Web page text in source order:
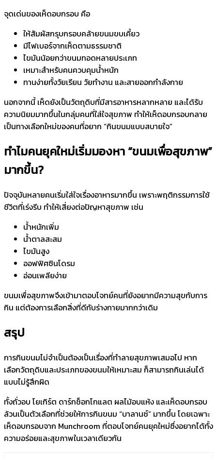
จุดเด่นของเห็ดอบกรอบ คือ
ให้สัมผัสกรุบกรอบคล้ายขนมขบเคี้ยว
มีไฟเบอร์จากเห็ดตามธรรมชาติ
ไขมันน้อยกว่าขนมทอดหลายประเภท
เหมาะสำหรับคนควบคุมน้ำหนัก
ทานง่ายทั้งวัยเรียน วัยทำงาน และสายออกกำลังกาย
นอกจากนี้ เห็ดยังเป็นวัตถุดิบที่มีสารอาหารหลากหลาย และได้รับ
ความนิยมมากขึ้นในกลุ่มคนที่ใส่ใจสุขภาพ ทำให้เห็ดอบกรอบกลาย
เป็นทางเลือกใหม่ของคนที่อยาก “กินขนมแบบสบายใจ”
ทำไมคนยุคใหม่เริ่มมองหา “ขนมเพื่อสุขภาพ”
มากขึ้น?
ปัจจุบันหลายคนเริ่มใส่ใจเรื่องอาหารมากขึ้น เพราะพฤติกรรมการใช้
ชีวิตที่เร่งรีบ ทำให้เสี่ยงต่อปัญหาสุขภาพ เช่น
น้ำหนักเพิ่ม
น้ำตาลสะสม
ไขมันสูง
ออฟฟิศซินโดรม
อ่อนเพลียง่าย
ขนมเพื่อสุขภาพจึงเข้ามาตอบโจทย์คนที่ยังอยากมีความสุขกับการ
กิน แต่ต้องการเลือกสิ่งที่ดีกับร่างกายมากกว่าเดิม
สรุป
การกินขนมไม่จำเป็นต้องเป็นเรื่องที่ทำลายสุขภาพเสมอไป หาก
เลือกวัตถุดิบและประเภทของขนมให้เหมาะสม ก็สามารถกินเล่นได้
แบบไม่รู้สึกผิด
ทั้งถั่วอบ โยเกิร์ต ดาร์กช็อกโกแลต ผลไม้อบแห้ง และเห็ดอบกรอบ
ล้วนเป็นตัวเลือกที่ช่วยให้การกินขนม “บาลานซ์” มากขึ้น โดยเฉพาะ
เห็ดอบกรอบจาก Munchroom ที่ตอบโจทย์คนยุคใหม่ซึ่งอยากได้ทั้ง
ความอร่อยและสุขภาพในเวลาเดียวกัน